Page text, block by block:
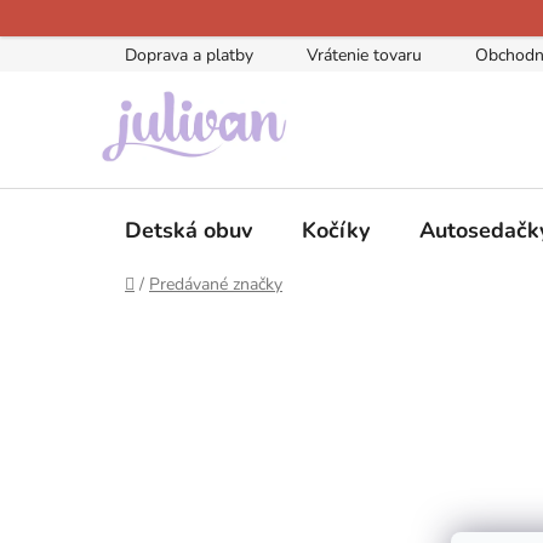
na
Doprava a platby Vrátenie tovaru
Detská obuv Kočíky
Domov
/ Predávané značky